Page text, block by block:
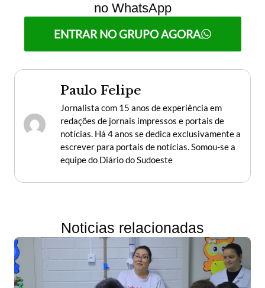
no WhatsApp
ENTRAR NO GRUPO AGORA
Paulo Felipe
Jornalista com 15 anos de experiência em
redações de jornais impressos e portais de
notícias. Há 4 anos se dedica exclusivamente a
escrever para portais de notícias. Somou-se a
equipe do Diário do Sudoeste
Noticias relacionadas